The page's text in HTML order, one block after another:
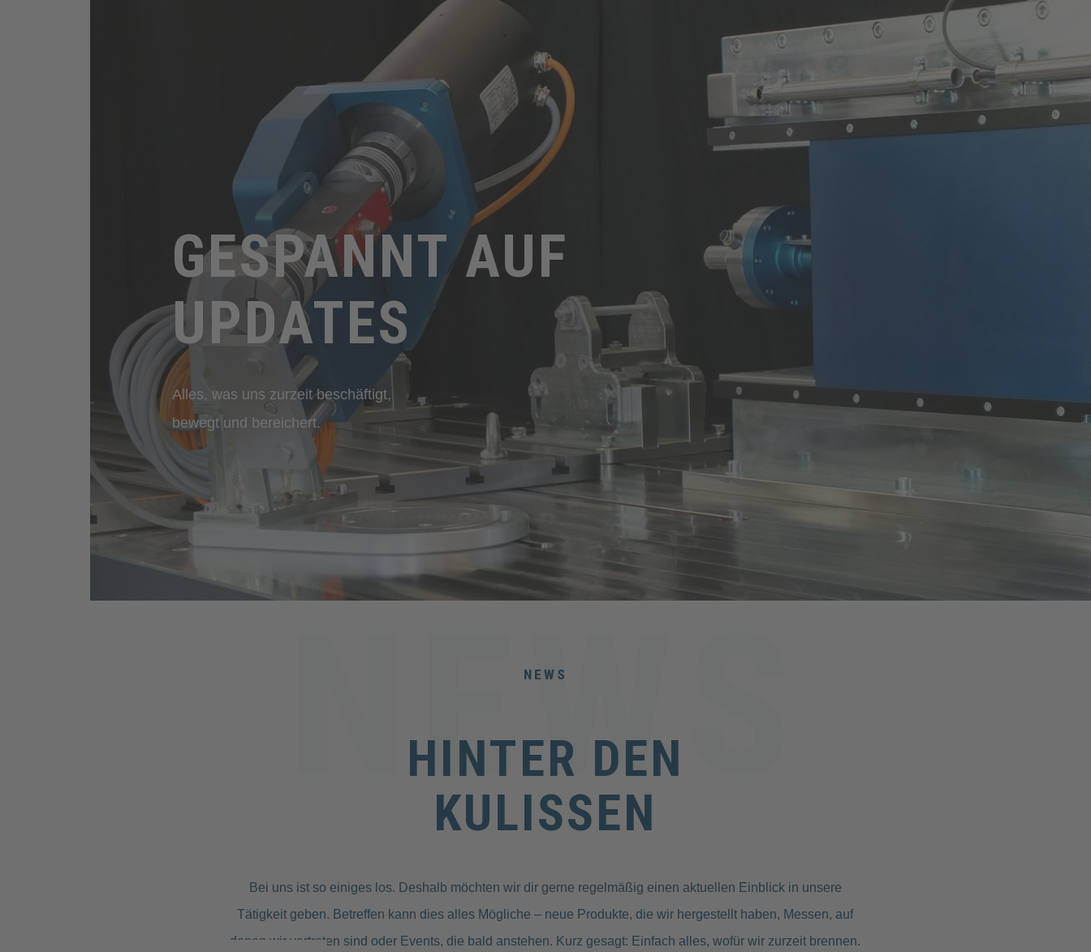
GESPANNT AUF
UPDATES
Alles, was uns zurzeit beschäftigt,
bewegt und bereichert.
NEWS
HINTER DEN
KULISSEN
Bei uns ist so einiges los. Deshalb möchten wir dir gerne regelmäßig einen aktuellen Einblick in unsere
Tätigkeit geben. Betreffen kann dies alles Mögliche – neue Produkte, die wir hergestellt haben, Messen, auf
denen wir vertreten sind oder Events, die bald anstehen. Kurz gesagt: Einfach alles, wofür wir zurzeit brennen.